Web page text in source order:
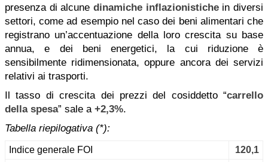
presenza di alcune dinamiche inflazionistichein diversi
settori, come ad esempio nel caso dei beni alimentari che
registrano un’accentuazione della loro crescita su base
annua, e dei beni energetici, la cui riduzione è
sensibilmente ridimensionata, oppure ancora dei servizi
relativi ai trasporti.
Il tasso di crescita dei prezzi del cosiddetto “carrello
della spesa” sale a +2,3%.
Tabella riepilogativa (*):
Indice generale FOI
120,1